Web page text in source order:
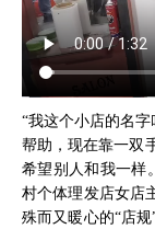
“我这个小店的名
帮助，现在靠一双
希望别人和我一样
村个体理发店女店
殊而又暖心的“店